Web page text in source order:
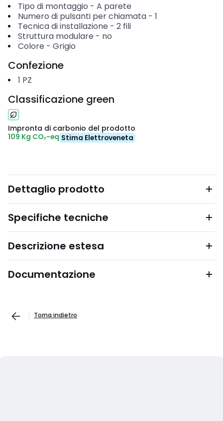
Tipo di montaggio - A parete
Numero di pulsanti per chiamata- 1
Tecnica di installazione - 2 fili
Struttura modulare - no
Colore - Grigio
Confezione
1 PZ
Classificazione green
Impronta di carbonio del prodotto
109 Kg CO₂-eq Stima Elettroveneta
Dettaglio prodotto
Specifiche tecniche
Descrizione estesa
Documentazione
Torna indietro